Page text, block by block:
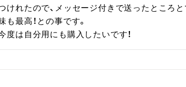
けれたので、メッセージ付きで送ったところと
も最高！との事です。
度は自分用にも購入したいです！